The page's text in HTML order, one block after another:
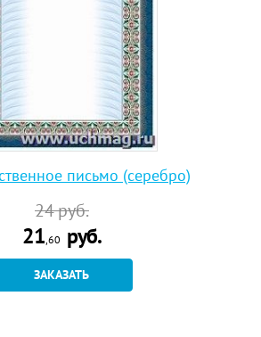
письмо (серебро)
24руб.
21,60 руб.
ЗАКАЗАТЬ